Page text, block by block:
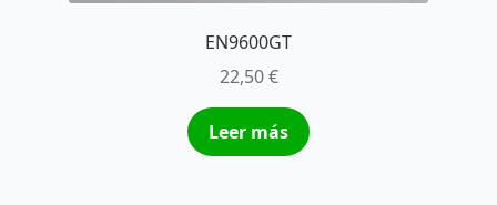
EN9600GT
22,50€
Leer más